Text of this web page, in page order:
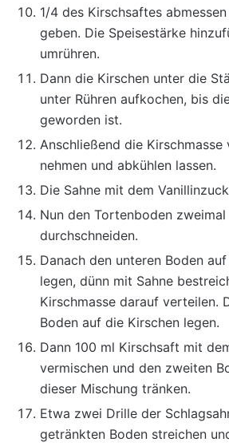
1/4 des Kirschsaftes
geben. Die Speisestärke
umrühren.
Dann die Kirschen unter die
unter Rühren aufkochen, bis
geworden ist.
Anschließend die
nehmen und abkühlen lassen.
Die Sahne mit dem
Nun den Tortenboden
durchschneiden.
Danach den unteren Boden
legen, dünn mit Sahne
Kirschmasse darauf verteilen.
Boden auf die Kirschen legen.
Dann 100 ml Kirschsaft mit
vermischen und den zweiten
dieser Mischung tränken.
Etwa zwei Drille der
getränkten Boden streichen